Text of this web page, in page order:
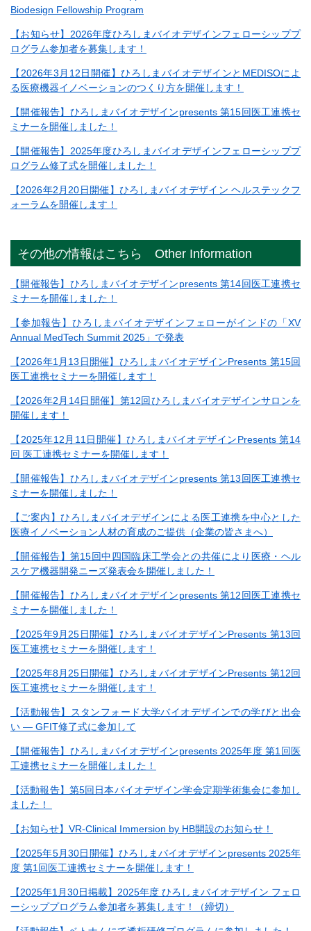
Biodesign Fellowship Program
【お知らせ】2026年度ひろしまバイオデザインフェローシッププ
ログラム参加者を募集します！
【2026年3月12日開催】ひろしまバイオデザインとMEDISOによ
る医療機器イノベーションのつくり方を開催します！
【開催報告】ひろしまバイオデザインpresents 第15回医工連携セ
ミナーを開催しました！
【開催報告】2025年度ひろしまバイオデザインフェローシッププ
ログラム修了式を開催しました！
【2026年2月20日開催】ひろしまバイオデザイン ヘルステックフ
ォーラムを開催します！
その他の情報はこちら Other Information
【開催報告】ひろしまバイオデザインpresents 第14回医工連携セ
ミナーを開催しました！
【参加報告】ひろしまバイオデザインフェローがインドの「XV
Annual MedTech Summit 2025」で発表
【2026年1月13日開催】ひろしまバイオデザインPresents 第15回
医工連携セミナーを開催します！
【2026年2月14日開催】第12回ひろしまバイオデザインサロンを
開催します！
【2025年12月11日開催】ひろしまバイオデザインPresents 第14
回 医工連携セミナーを開催します！
【開催報告】ひろしまバイオデザインpresents 第13回医工連携セ
ミナーを開催しました！
【ご案内】ひろしまバイオデザインによる医工連携を中心とした
医療イノベーション人材の育成のご提供（企業の皆さまへ）
【開催報告】第15回中四国臨床工学会との共催により医療・ヘル
スケア機器開発ニーズ発表会を開催しました！
【開催報告】ひろしまバイオデザインpresents 第12回医工連携セ
ミナーを開催しました！
【2025年9月25日開催】ひろしまバイオデザインPresents 第13回
医工連携セミナーを開催します！
【2025年8月25日開催】ひろしまバイオデザインPresents 第12回
医工連携セミナーを開催します！
【活動報告】スタンフォード大学バイオデザインでの学びと出会
い — GFIT修了式に参加して
【開催報告】ひろしまバイオデザインpresents 2025年度 第1回医
工連携セミナーを開催しました！
【活動報告】第5回日本バイオデザイン学会定期学術集会に参加し
ました！
【お知らせ】VR-Clinical Immersion by HB開設のお知らせ！
【2025年5月30日開催】ひろしまバイオデザインpresents 2025年
度 第1回医工連携セミナーを開催します！
【2025年1月30日掲載】2025年度 ひろしまバイオデザイン フェロ
ーシッププログラム参加者を募集します！（締切）